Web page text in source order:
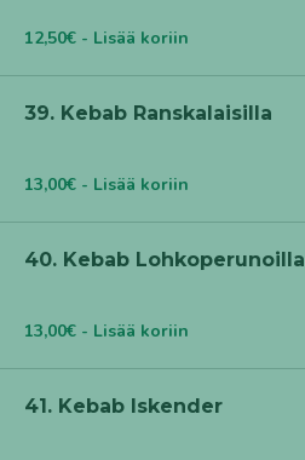
12,50€ - Lisää koriin
39. Kebab Ranskalaisilla
13,00€ - Lisää koriin
40. Kebab Lohkoperunoilla
13,00€ - Lisää koriin
41. Kebab Iskender